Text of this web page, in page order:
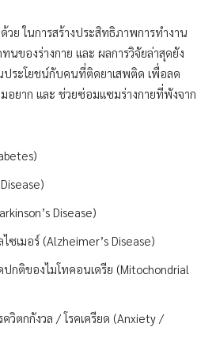
วย ในการสร้างประสิทธิภาพการทำงาน
นของร่างกาย และ ผลการวิจัยล่าสุดยัง
ประโยชน์กับคนที่ติดยาเสพติด เพื่อลด
อยาก และ ช่วยซ่อมแซมร่างกายที่พังจาก
Disease)
ซเมอร์ (Alzheimer’s Disease)
กติของไมโทคอนเดรีย (Mitochondrial
วิตกกังวล / โรคเครียด (Anxiety /